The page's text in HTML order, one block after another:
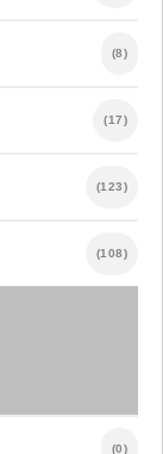
(8)
(17)
(123)
(108)
(0)